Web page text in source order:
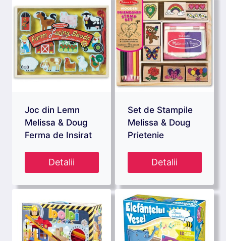
Joc din Lemn
Melissa & Doug
Ferma de Insirat
Detalii
Set de Stampile
Melissa & Doug
Prietenie
Detalii